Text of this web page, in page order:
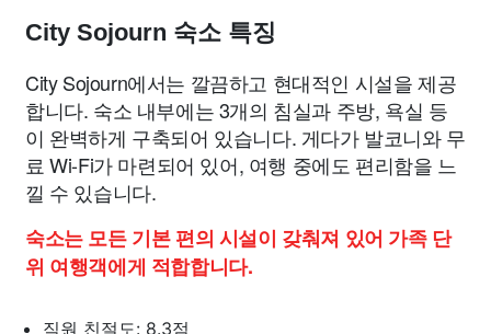
City Sojourn 숙소 특징
City Sojourn에서는 깔끔하고 현대적인 시설을 제공
합니다. 숙소 내부에는 3개의 침실과 주방, 욕실 등
이 완벽하게 구축되어 있습니다. 게다가 발코니와 무
료 Wi-Fi가 마련되어 있어, 여행 중에도 편리함을 느
낄 수 있습니다.
숙소는 모든 기본 편의 시설이 갖춰져 있어 가족 단
위 여행객에게 적합합니다.
직원 친절도: 8.3점